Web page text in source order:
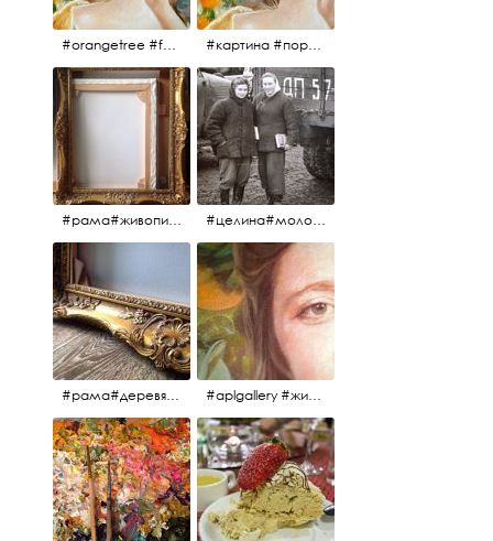
#orangetree #fertility #abundance #portrait #painting #живопись #портрет #картина #девушка #улыбка #aplgallery #картина #портрет #живопись #апельсиновоедерево # девушка #улыбка #изобилие #плодородие #painting #portrait #abundance #fertility #orangetree #aplgallery
#рама#живопись#антиквариат#спб#aplgallery #целина#молодёжьнацелине#комсомолки#50тыегода #50тые#СССР
#рама#деревяннаярама#антиквариат#живопись#aplgallery #aplgallery #живопись #портрет